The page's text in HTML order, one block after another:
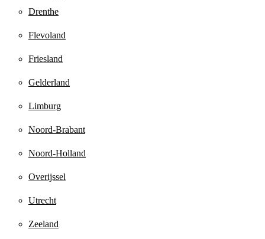
Drenthe
Flevoland
Friesland
Gelderland
Limburg
Noord-Brabant
Noord-Holland
Overijssel
Utrecht
Zeeland